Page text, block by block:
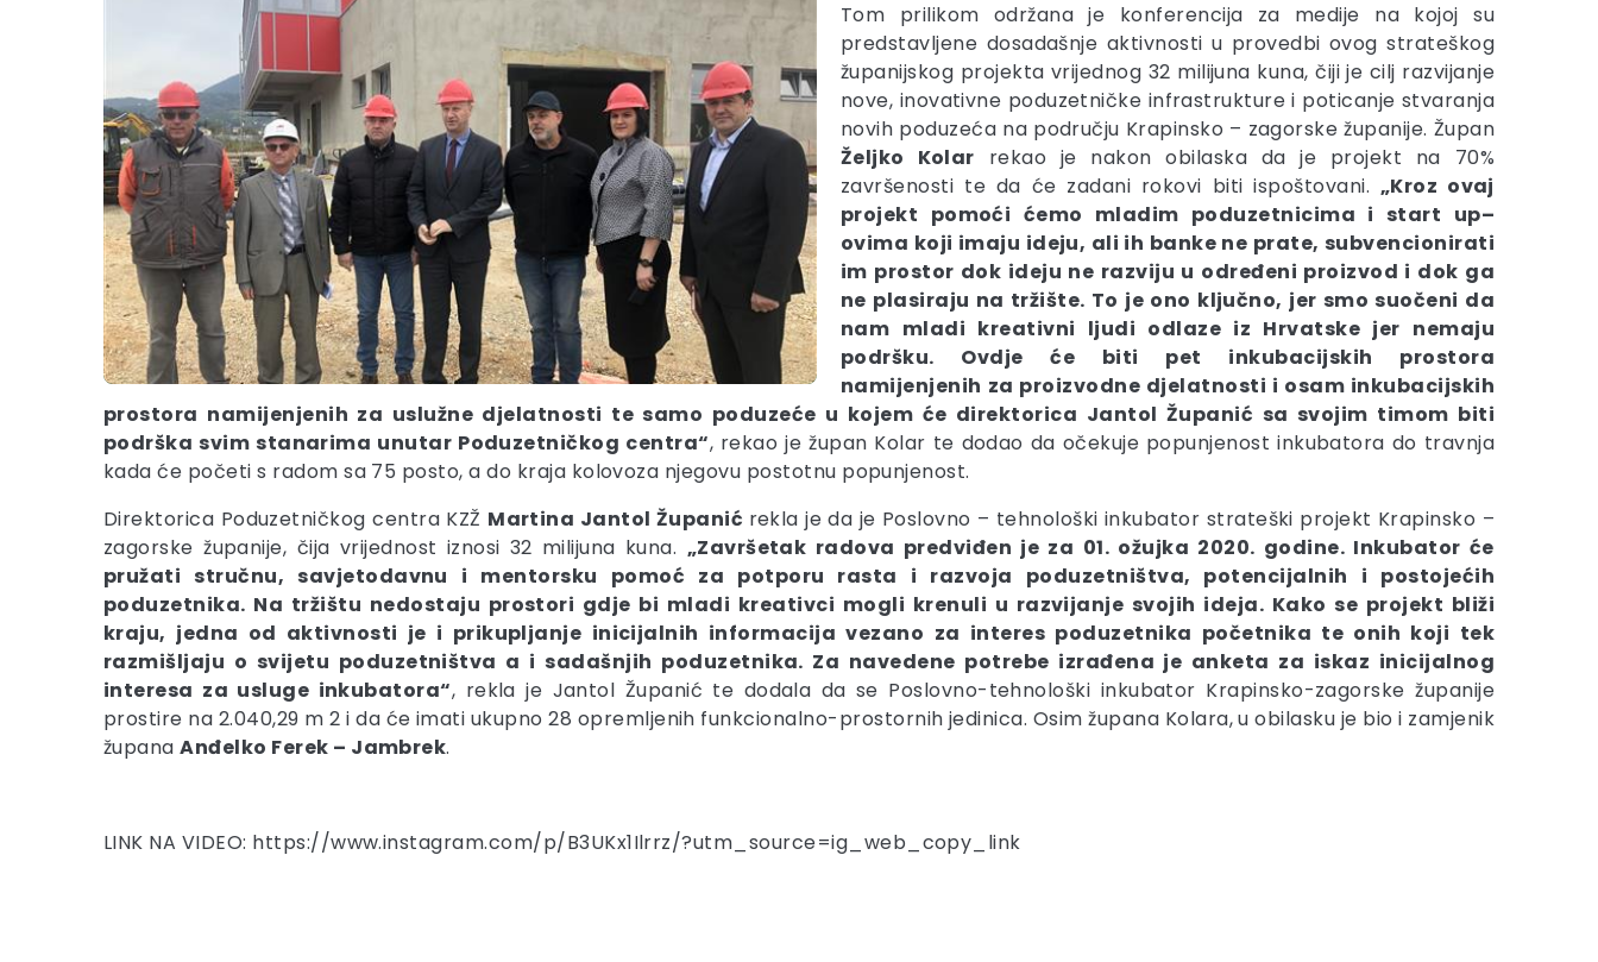
Tom prilikom održana je konferencija za medije na kojoj su
predstavljene dosadašnje aktivnosti u provedbi ovog strateškog
županijskog projekta vrijednog 32 milijuna kuna, čiji je cilj razvijanje
nove, inovativne poduzetničke infrastrukture i poticanje stvaranja
novih poduzeća na području Krapinsko – zagorske županije. Župan
Željko Kolar rekao je nakon obilaska da je projekt na 70%
završenosti te da će zadani rokovi biti ispoštovani. „Kroz ovaj
projekt pomoći ćemo mladim poduzetnicima i start up–
ovima koji imaju ideju, ali ih banke ne prate, subvencionirati
im prostor dok ideju ne razviju u određeni proizvod i dok ga
ne plasiraju na tržište. To je ono ključno, jer smo suočeni da
nam mladi kreativni ljudi odlaze iz Hrvatske jer nemaju
podršku. Ovdje će biti pet inkubacijskih prostora
namijenjenih za proizvodne djelatnosti i osam inkubacijskih
prostora namijenjenih za uslužne djelatnosti te samo poduzeće u kojem će direktorica Jantol Županić sa svojim timom biti
podrška svim stanarima unutar Poduzetničkog centra“, rekao je župan Kolar te dodao da očekuje popunjenost inkubatora do travnja
kada će početi s radom sa 75 posto, a do kraja kolovoza njegovu postotnu popunjenost.
Direktorica Poduzetničkog centra KZŽ Martina Jantol Županić rekla je da je Poslovno – tehnološki inkubator strateški projekt Krapinsko –
zagorske županije, čija vrijednost iznosi 32 milijuna kuna. „Završetak radova predviđen je za 01. ožujka 2020. godine. Inkubator će
pružati stručnu, savjetodavnu i mentorsku pomoć za potporu rasta i razvoja poduzetništva, potencijalnih i postojećih
poduzetnika. Na tržištu nedostaju prostori gdje bi mladi kreativci mogli krenuli u razvijanje svojih ideja. Kako se projekt bliži
kraju, jedna od aktivnosti je i prikupljanje inicijalnih informacija vezano za interes poduzetnika početnika te onih koji tek
razmišljaju o svijetu poduzetništva a i sadašnjih poduzetnika. Za navedene potrebe izrađena je anketa za iskaz inicijalnog
interesa za usluge inkubatora“, rekla je Jantol Županić te dodala da se Poslovno-tehnološki inkubator Krapinsko-zagorske županije
prostire na 2.040,29 m 2 i da će imati ukupno 28 opremljenih funkcionalno-prostornih jedinica. Osim župana Kolara, u obilasku je bio i zamjenik
županaAnđelko Ferek – Jambrek.
LINK NA VIDEO: https://www.instagram.com/p/B3UKx1Ilrrz/?utm_source=ig_web_copy_link